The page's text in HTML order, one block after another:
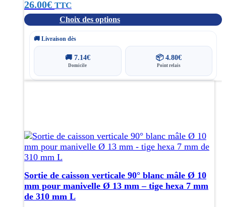
26.00€ TTC
Choix des options
produit
🚚 Livraison dès
🚚 7.14€
Domicile
📦 4.80€
Point relais
Sortie de caisson verticale 90° blanc mâle Ø 10
mm pour manivelle Ø 13 mm – tige hexa 7 mm
de 310 mm L